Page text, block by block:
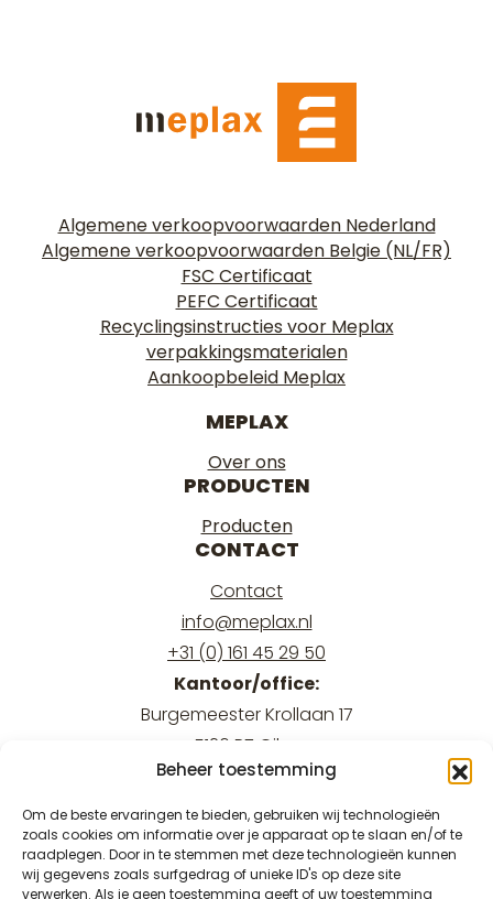
Beheer toestemming
Om de beste ervaringen te bieden, gebruiken wij technologieën
zoals cookies om informatie over je apparaat op te slaan en/of te
raadplegen. Door in te stemmen met deze technologieën kunnen
wij gegevens zoals surfgedrag of unieke ID's op deze site
verwerken. Als je geen toestemming geeft of uw toestemming
Algemene verkoopvoorwaarden Nederland
Algemene verkoopvoorwaarden Belgie (NL/FR)
FSC Certificaat
PEFC Certificaat
Recyclingsinstructies voor Meplax
verpakkingsmaterialen
Aankoopbeleid Meplax
MEPLAX
Over ons
PRODUCTEN
Producten
CONTACT
Contact
info@meplax.nl
+31 (0) 161 45 29 50
Kantoor/office:
Burgemeester Krollaan 17
5126 PT Gilze
Magazijn/warehouse:
Burgemeester Krollaan 15
5126 PT Gilze